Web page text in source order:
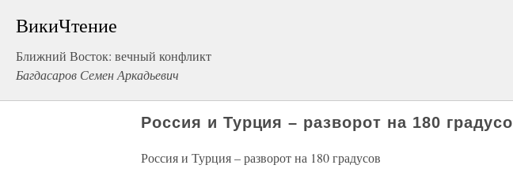
ВикиЧтение
Ближний Восток: вечный конфликт
Багдасаров Семен Аркадьевич
Россия и Турция – разворот на 180
Россия и Турция – разворот на 180 градусов